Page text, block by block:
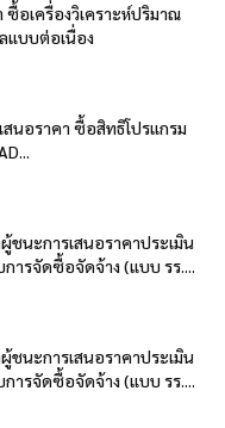
อเครื่องวิเคราะห์ปริมาณ
แบบต่อเนื่อง
นอราคา ซื้อสิทธิโปรแกรม
ชนะการเสนอราคาประเมิน
การจัดซื้อจัดจ้าง (แบบ รร....
ชนะการเสนอราคาประเมิน
การจัดซื้อจัดจ้าง (แบบ รร....